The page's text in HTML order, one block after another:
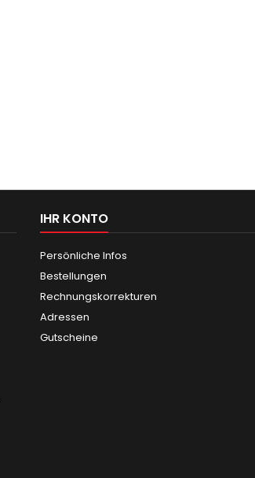
IHR KONTO
Persönliche Infos
Bestellungen
Rechnungskorrekturen
Adressen
Gutscheine